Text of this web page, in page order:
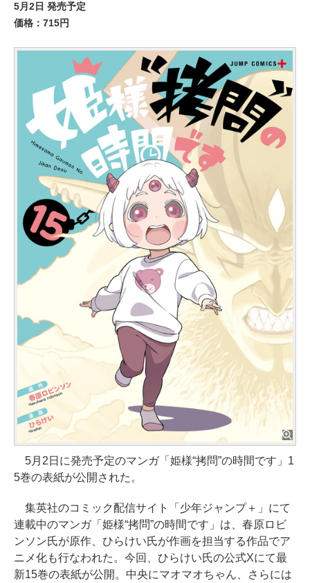
5月2日 発売予定
価格：715円
5月2日に発売予定のマンガ「姫様“拷問”の時間です」1
5巻の表紙が公開された。
集英社のコミック配信サイト「少年ジャンプ＋」にて
連載中のマンガ「姫様“拷問”の時間です」は、春原ロビ
ンソン氏が原作、ひらけい氏が作画を担当する作品でア
ニメ化も行なわれた。今回、ひらけい氏の公式Xにて最
新15巻の表紙が公開。中央にマオマオちゃん、さらには